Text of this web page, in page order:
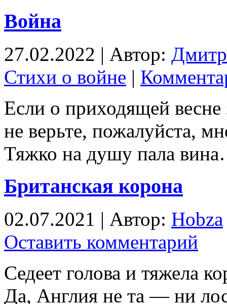
Война
27.02.2022 | Автор:
Стихи о войне |
Если о приходящей
не верьте, пожалуйста,
Тяжко на душу пала
Британская корона
02.07.2021 | Автор: Hobza
Оставить комментарий
Седеет голова и тяжела
Да, Англия не та — ни